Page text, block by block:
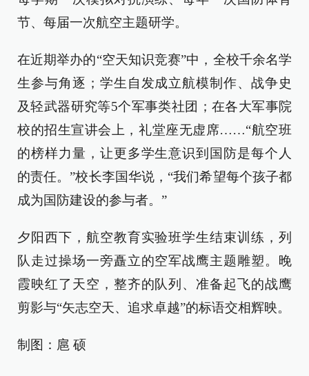
节、每届一次航空主题研学。
在近期举办的“空天知识竞赛”中，全校千余名学
生参与角逐；学生自发成立航模制作、战争史
及轻武器研究等5个军事类社团；在各大军事院
校的招生宣讲会上，礼堂座无虚席……“航空班
的榜样力量，让更多学生意识到国防是每个人
的责任。”校长李国华说，“我们希望每个孩子都
成为国防建设的参与者。”
夕阳西下，航空教育实验班学生结束训练，列
队走过操场一旁矗立的空军战鹰主题雕塑。晚
霞映红了天空，整齐的队列、准备起飞的战鹰
剪影与“矢志空天、追求卓越”的标语交相辉映。
制图：扈 硕